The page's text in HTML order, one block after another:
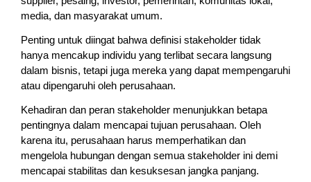
media, dan masyarakat umum.
Penting untuk diingat bahwa definisi stakeholder tidak
hanya mencakup individu yang terlibat secara langsung
dalam bisnis, tetapi juga mereka yang dapat mempengaruhi
atau dipengaruhi oleh perusahaan.
Kehadiran dan peran stakeholder menunjukkan betapa
pentingnya dalam mencapai tujuan perusahaan. Oleh
karena itu, perusahaan harus memperhatikan dan
mengelola hubungan dengan semua stakeholder ini demi
mencapai stabilitas dan kesuksesan jangka panjang.